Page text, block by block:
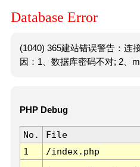
Database Error
(1040) 365建站错误警告：连
因：1、数据库密码不对; 2、
PHP Debug
No. File
1
/index.php